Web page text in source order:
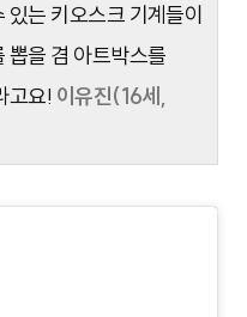
는 키오스크 기계들이
뽑을 겸 아트박스를
고요! 이유진(16세,